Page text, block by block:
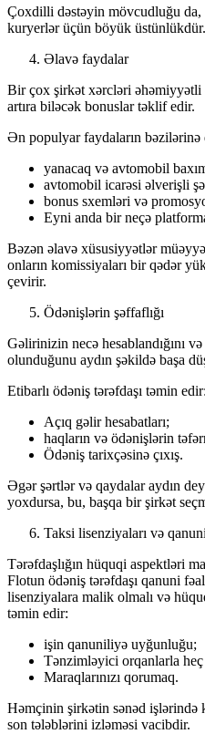
Çoxdilli dəstəyin mövcudluğu
kuryerlər üçün böyük üstünlükdür.
Əlavə faydalar
Bir çox şirkət xərcləri əhəmiyyətli
artıra biləcək bonuslar təklif edir.
Ən populyar faydaların bəzilərinə
yanacaq və avtomobil
avtomobil icarəsi əlverişli
bonus sxemləri və
Eyni anda bir neçə
Bəzən əlavə xüsusiyyətlər
onların komissiyaları bir qədər
çevirir.
Ödənişlərin şəffaflığı
Gəlirinizin necə hesablandığını və
olunduğunu aydın şəkildə başa
Etibarlı ödəniş tərəfdaşı təmin edir:
Açıq gəlir hesabatları;
haqların və ödənişlərin
Ödəniş tarixçəsinə çıxış.
Əgər şərtlər və qaydalar aydın
yoxdursa, bu, başqa bir şirkət
Taksi lisenziyaları və
Tərəfdaşlığın hüquqi aspektləri
Flotun ödəniş tərəfdaşı qanuni
lisenziyalara malik olmalı və
təmin edir:
işin qanuniliyə uyğunluğu;
Tənzimləyici orqanlarla
Maraqlarınızı qorumaq.
Həmçinin şirkətin sənəd işlərində
son tələblərini izləməsi vacibdir.